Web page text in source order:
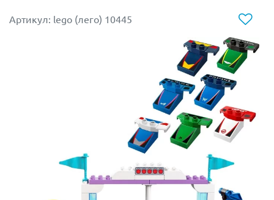
возможность создавать свои собственные истории
гонок и приключений с конструктором LEGO 10417!
Артикул: lego (лего) 10445